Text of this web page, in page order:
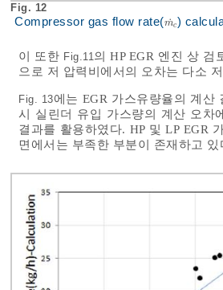
Fig. 12
Compressor gas flow rate(mc
˙
mc˙
)
이 또한 Fig.11의 HP EGR 엔진 상
으로 저 압력비에서의 오차는 다소
Fig. 13에는 EGR 가스유량율의 계산
시 실린더 유입 가스량의 계산 오차
결과를 활용하였다. HP 및 LP EGR
면에서는 부족한 부분이 존재하고 있